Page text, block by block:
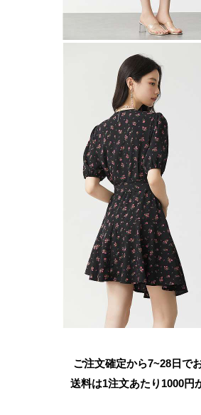
ご注文確定から7~28日で
送料は1注文あたり 1000円